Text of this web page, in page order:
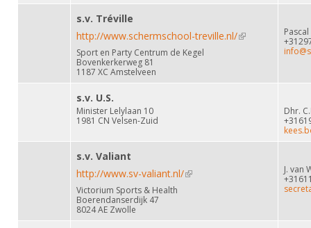
s.v. Tréville
http://www.schermschool-treville.nl/(link is external)
Sport en Party Centrum de Kegel
Bovenkerkerweg 81
1187 XC Amstelveen
s.v. U.S.
Minister Lelylaan 10
1981 CN Velsen-Zuid
Dhr.
s.v. Valiant
http://www.sv-valiant.nl/(link is external)
Victorium Sports & Health
Boerendanserdijk 47
8024 AE Zwolle
J. van